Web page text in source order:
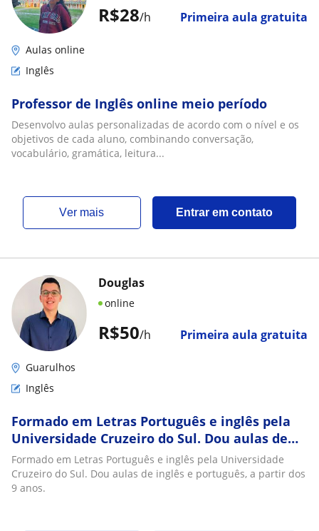
R$28/h Primeira aula gratuita
Aulas online
Inglês
Professor de Inglês online meio período
Desenvolvo aulas personalizadas de acordo com o nível e os
objetivos de cada aluno, combinando conversação,
vocabulário, gramática, leitura...
ver mais Entrar em contato
R$50/h Primeira aula gratuita
Douglas
online
Guarulhos
Inglês
Formado em Letras Português e inglês pela
Universidade Cruzeiro do Sul. Dou aulas de
inglês e português, a partir dos 9 anos
Formado em Letras Português e inglês pela Universidade
Cruzeiro do Sul. Dou aulas de inglês e português, a partir dos
9 anos.